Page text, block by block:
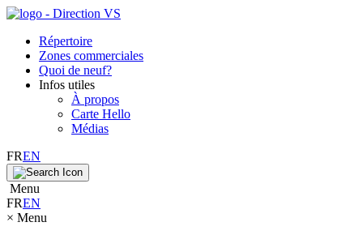
Répertoire
Zones commerciales
Quoi de neuf?
Infos utiles
À propos
Carte Hello
Médias
FREN
Menu
FREN
× Menu